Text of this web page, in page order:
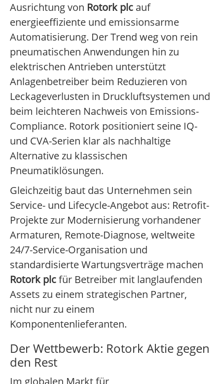
Ausrichtung von Rotork plc auf
energieeffiziente und emissionsarme
Automatisierung. Der Trend weg von rein
pneumatischen Anwendungen hin zu
elektrischen Antrieben unterstützt
Anlagenbetreiber beim Reduzieren von
Leckageverlusten in Druckluftsystemen und
beim leichteren Nachweis von Emissions-
Compliance. Rotork positioniert seine IQ-
und CVA-Serien klar als nachhaltige
Alternative zu klassischen
Pneumatiklösungen.
Gleichzeitig baut das Unternehmen sein
Service- und Lifecycle-Angebot aus: Retrofit-
Projekte zur Modernisierung vorhandener
Armaturen, Remote-Diagnose, weltweite
24/7-Service-Organisation und
standardisierte Wartungsverträge machen
Rotork plcfür Betreiber mit langlaufenden
Assets zu einem strategischen Partner,
nicht nur zu einem
Komponentenlieferanten.
Der Wettbewerb: Rotork Aktie gegen
den Rest